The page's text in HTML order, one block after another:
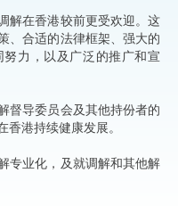
在香港较前更受欢迎。这
、合适的法律框架、强大的
力，以及广泛的推广和宣
导委员会及其他持份者的
港持续健康发展。
业化，及就调解和其他解